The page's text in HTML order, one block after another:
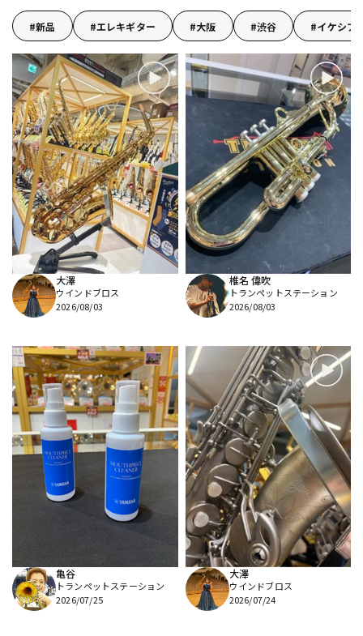
管楽器 その他楽器
アンプ エフェクター
DJ機器 DTM
DTM オンライン納品 レコーディング機器
配信/ライブ機器 楽器アクセサリ
中古 ヴィンテージ
新品 エレキギター 大阪 渋谷 イケシブ
大澤
ウインドブロス
2026/08/03
椎名 偉吹
トランペットステーション
2026/08/03
亀谷
トランペットステーション
2026/07/25
大澤
ウインドブロス
2026/07/24